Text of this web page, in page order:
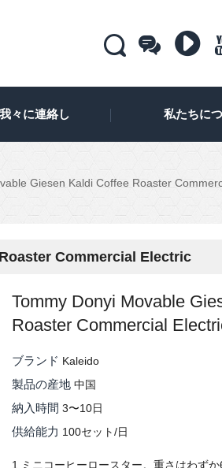
  
我々に連絡し 私たちに
Giesen Kaldi Coffee Roaster
Commercial Electric
Tommy Donyi Movable
Roaster Commercial
ブランド Kaleido
製品の産地中国
納入時間3〜10日
供給能力 100セット/日
1.ミニコーヒーロースター。重さはわずか